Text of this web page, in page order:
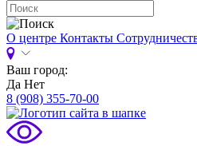
О центре Контакты
Ваш город:
Да Нет
8 (908) 355-70-00